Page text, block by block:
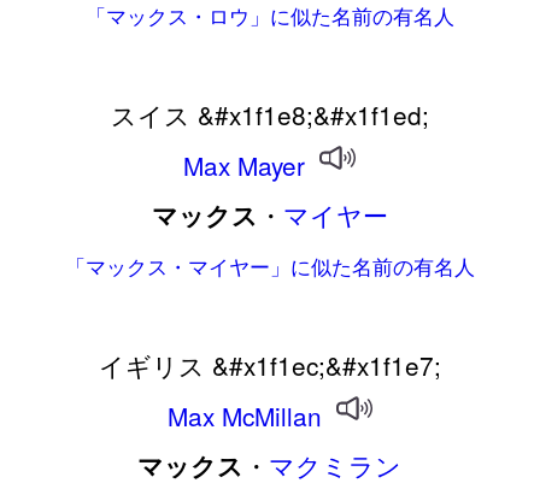
「マックス・ロウ」に似た名前の有名人
スイス &#x1f1e8;&#x1f1ed;
Max Mayer
マックス ・ マイヤー
「マックス・マイヤー」に似た名前の有名人
イギリス &#x1f1ec;&#x1f1e7;
Max McMillan
マックス ・ マクミラン